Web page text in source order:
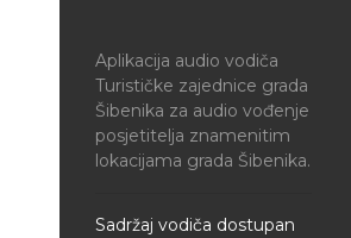
Aplikacija audio vodiča
Turističke zajednice grada
Šibenika za audio vođenje
posjetitelja znamenitim
lokacijama grada Šibenika.
Sadržaj vodiča dostupan